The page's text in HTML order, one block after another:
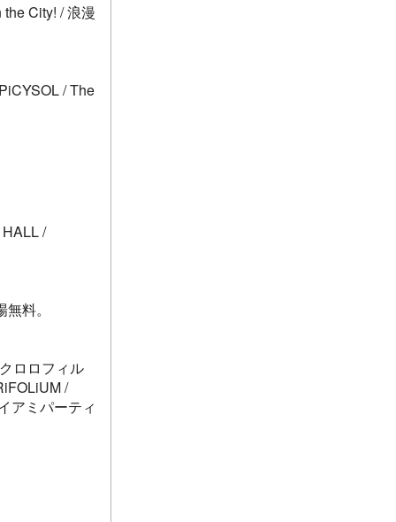
City! / 浪漫
/ The
/
料。
ロロフィル
/
アミパーティ